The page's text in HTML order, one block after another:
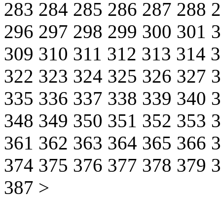
283 284 285 286 287 288
296 297 298 299 300 301
309 310 311 312 313 314
322 323 324 325 326 327
335 336 337 338 339 340
348 349 350 351 352 353
361 362 363 364 365 366
374 375 376 377 378 379
387 >